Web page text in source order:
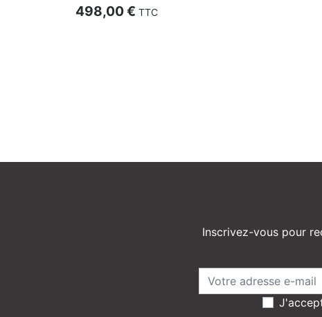
Prix
498,00 € TTC
Inscrivez-vous pour